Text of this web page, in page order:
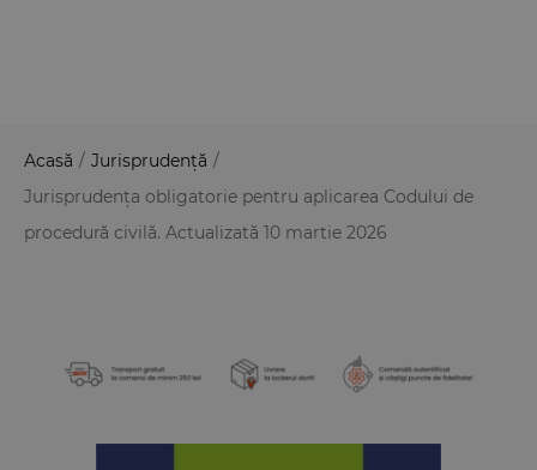
Acasă / Jurisprudență /
Jurisprudența obligatorie pentru aplicarea Codului de
procedură civilă. Actualizată 10 martie 2026